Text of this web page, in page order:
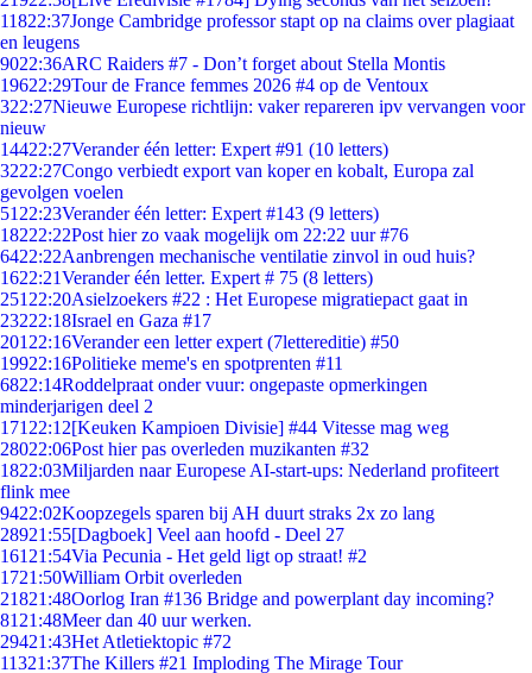
11822:37Jonge Cambridge professor stapt op na claims over plagiaat
en leugens
9022:36ARC Raiders #7 - Don’t forget about Stella Montis
19622:29Tour de France femmes 2026 #4 op de Ventoux
322:27Nieuwe Europese richtlijn: vaker repareren ipv vervangen voor
nieuw
14422:27Verander één letter: Expert #91 (10 letters)
3222:27Congo verbiedt export van koper en kobalt, Europa zal
gevolgen voelen
51 22:23Verander één letter: Expert #143 (9 letters)
18222:22Post hier zo vaak mogelijk om 22:22 uur #76
6422:22Aanbrengen mechanische ventilatie zinvol in oud huis?
1622:21Verander één letter. Expert # 75 (8 letters)
251 22:20Asielzoekers #22 : Het Europese migratiepact gaat in
23222:18Israel en Gaza #17
201 22:16Verander een letter expert (7lettereditie) #50
19922:16Politieke meme's en spotprenten #11
6822:14Roddelpraat onder vuur: ongepaste opmerkingen
minderjarigen deel 2
171 22:12[Keuken Kampioen Divisie] #44 Vitesse mag weg
28022:06Post hier pas overleden muzikanten #32
1822:03Miljarden naar Europese AI-start-ups: Nederland profiteert
flink mee
9422:02Koopzegels sparen bij AH duurt straks 2x zo lang
28921:55[Dagboek] Veel aan hoofd - Deel 27
161 21:54Via Pecunia - Het geld ligt op straat! #2
1721:50William Orbit overleden
21821:48Oorlog Iran #136 Bridge and powerplant day incoming?
81 21:48Meer dan 40 uur werken.
29421:43Het Atletiektopic #72
11321:37The Killers #21 Imploding The Mirage Tour